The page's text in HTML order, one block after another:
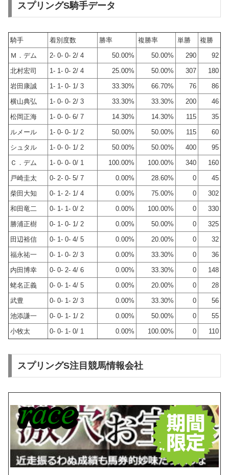
スプリングS騎手データ
騎手 着別度数 勝率 複勝率 単勝
複勝
Ｍ．デム
2- 0- 0- 2/ 4 50.00% 50.00% 290
92
北村宏司
1- 1- 0- 2/ 4 25.00% 50.00% 307
180
岩田康誠
1- 1- 0- 1/ 3 33.30% 66.70% 76
86
横山典弘
1- 0- 0- 2/ 3 33.30% 33.30% 200
46
松岡正海
1- 0- 0- 6/ 7 14.30% 14.30% 115
35
ルメール
1- 0- 0- 1/ 2 50.00% 50.00% 115
60
シュタル
1- 0- 0- 1/ 2 50.00% 50.00% 400
95
Ｃ．デム
1- 0- 0- 0/ 1 100.00% 100.00% 340
160
戸崎圭太
0- 2- 0- 5/ 7 0.00% 28.60% 0
45
柴田大知
0- 1- 2- 1/ 4 0.00% 75.00% 0
302
和田竜二
0- 1- 1- 0/ 2 0.00% 100.00% 0
330
勝浦正樹
0- 1- 0- 1/ 2 0.00% 50.00% 0
325
田辺裕信
0- 1- 0- 4/ 5 0.00% 20.00% 0
32
福永祐一
0- 1- 0- 2/ 3 0.00% 33.30% 0
36
内田博幸
0- 0- 2- 4/ 6 0.00% 33.30% 0
148
蛯名正義
0- 0- 1- 4/ 5 0.00% 20.00% 0
28
武豊
0- 0- 1- 2/ 3 0.00% 33.30% 0
56
池添謙一
0- 0- 1- 1/ 2 0.00% 50.00% 0
55
小牧太
0- 0- 1- 0/ 1 0.00% 100.00% 0 110
スプリングS注目競馬情報会社